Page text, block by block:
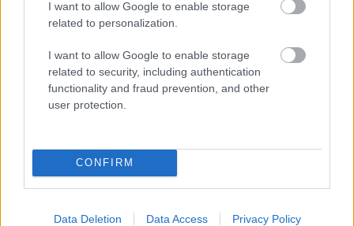
I want to allow Google to enable storage
related to personalization.
I want to allow Google to enable storage
related to security, including authentication
functionality and fraud prevention, and other
user protection.
CONFIRM
Data Deletion Data Access Privacy Policy
kapcsolom a sütőt. 10-15 perc pihentetés és egy
könnyed krumplipüré elkészítés vár még rám, majd
lehet is élvezni az ízeket. A legutóbbibáránycomb
sütésemis hasonló ízvilágot eredményezett - akkor
nem tűzdeltem a húst, hanem mozsárban
készítettem egy fűszeres kencét - de őszintén nem